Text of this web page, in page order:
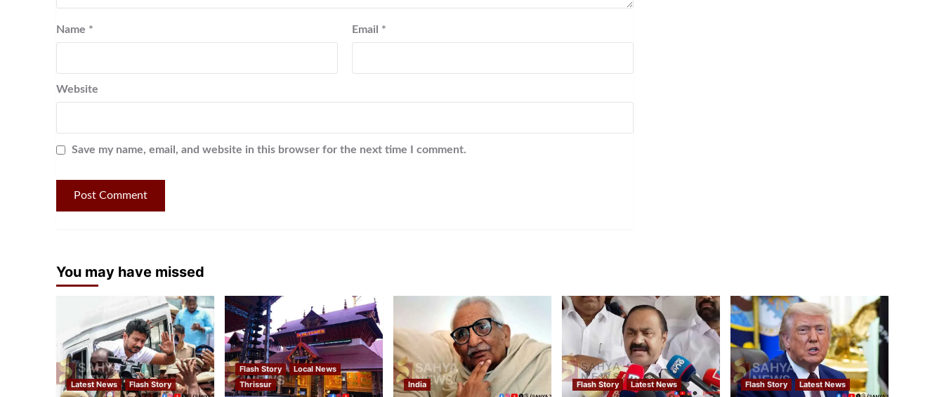
Name * Email *
Website
Save my name, email, and website in this browser for the next time I comment.
You may have missed
Latest News Flash Story
Flash Story
Local News
Thrissur
India Flash Story Latest News Flash Story Latest News